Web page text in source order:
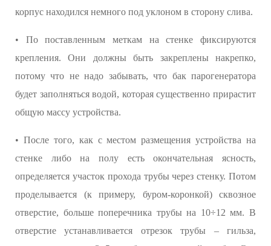
корпус находился немного под уклоном в сторону слива.
• По поставленным меткам на стенке фиксируются
крепления. Они должны быть закреплены накрепко,
потому что не надо забывать, что бак парогенератора
будет заполняться водой, которая существенно прирастит
общую массу устройства.
• После того, как с местом размещения устройства на
стенке либо на полу есть окончательная ясность,
определяется участок прохода трубы через стенку. Потом
проделывается (к примеру, буром-коронкой) сквозное
отверстие, больше поперечника трубы на 10÷12 мм. В
отверстие устанавливается отрезок трубы – гильза,